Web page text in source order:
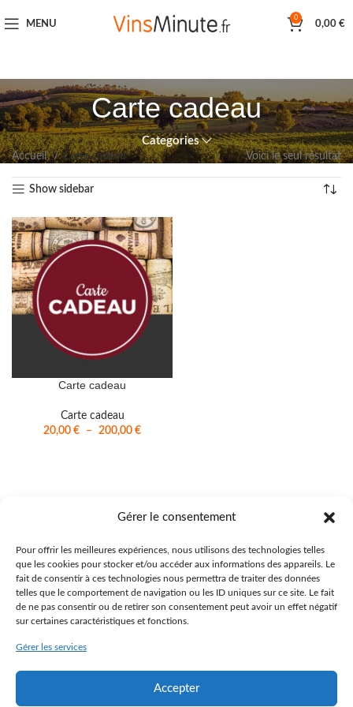
Gérer le consentement
Pour offrir les meilleures expériences, nous utilisons des technologies telles
que les cookies pour stocker et/ou accéder aux informations des appareils. Le
fait de consentir à ces technologies nous permettra de traiter des données
telles que le comportement de navigation ou les ID uniques sur ce site. Le fait
de ne pas consentir ou de retirer son consentement peut avoir un effet négatif
sur certaines caractéristiques et fonctions.
Gérer les services
Accepter
MENU
0
0,00 €
Carte cadeau
Categories
Accueil Carte cadeau Voici le seul résultat
Show sidebar
Carte cadeau
Carte cadeau
20,00 € – 200,00 €
VinsMinute.fr est un service proposé par La Fontaine Aux Vins
Route de Saint-Loup, 70000 VESOUL
contact@vinsminute.fr | 03 84 75 41 95
LA FONTAINE AUX VINS
CONDITIONS GÉNÉRALES DE VENTE